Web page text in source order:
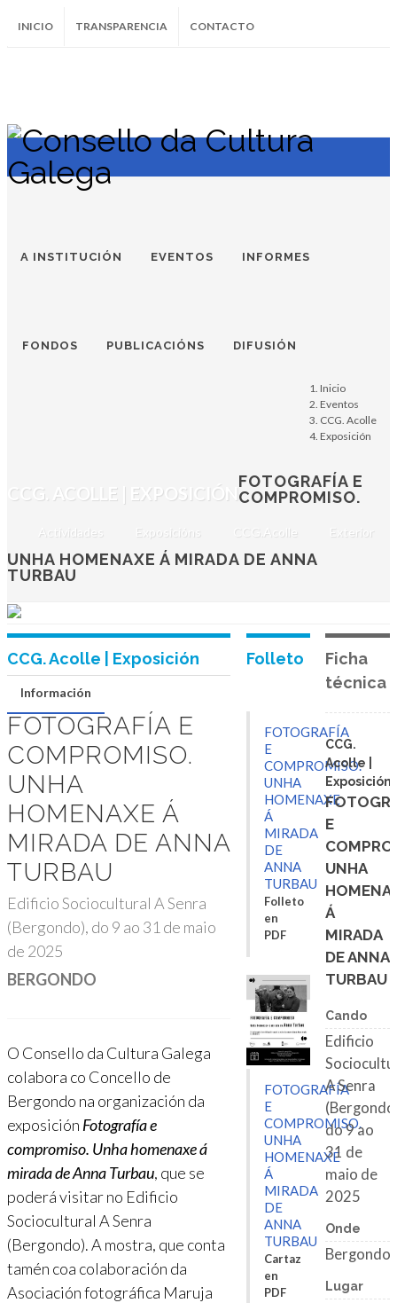
INICIO TRANSPARENCIA CONTACTO
InstagramFacebookTwitter Soundcloud
Youtube
A INSTITUCIÓN EVENTOS INFORMES
FONDOS PUBLICACIÓNS DIFUSIÓN
CCG. ACOLLE | EXPOSICIÓN
Actividades Exposicións CCG.Acolle Exterior
FOTOGRAFÍA E
COMPROMISO.
UNHA HOMENAXE Á MIRADA DE ANNA
TURBAU
Inicio
Eventos
CCG. Acolle
Exposición
compromiso. Unha
homenaxe á mirada
Edificio Sociocultural A Senra
(Bergondo), do 9 ao 31 de maio de
2025
BERGONDO
CCG. Acolle | Exposición
Información
FOTOGRAFÍA E
COMPROMISO.
UNHA
HOMENAXE Á
MIRADA DE ANNA
TURBAU
Edificio Sociocultural A Senra
(Bergondo), do 9 ao 31 de maio
de 2025
BERGONDO
O Consello da Cultura Galega
colabora co Concello de
Bergondo na organización da
exposición Fotografía e
compromiso. Unha homenaxe á
mirada de Anna Turbau, que se
poderá visitar no Edificio
Sociocultural A Senra
(Bergondo). A mostra, que conta
tamén coa colaboración da
Asociación fotográfica Maruja
Folleto
FOTOGRAFÍA
E
COMPROMISO.
UNHA
HOMENAXE
Á
MIRADA
DE
ANNA
TURBAU
Folleto
en
PDF
FOTOGRAFÍA
E
COMPROMISO.
UNHA
HOMENAXE
Á
MIRADA
DE
ANNA
TURBAU
Cartaz
en
PDF
Ficha
técnica
CCG.
Acolle |
Exposición
E
UNHA
Á
MIRADA
DE ANNA
TURBAU
Cando
Edificio
A Senra
do 9 ao
31 de
maio de
2025
Onde
Bergondo
Lugar